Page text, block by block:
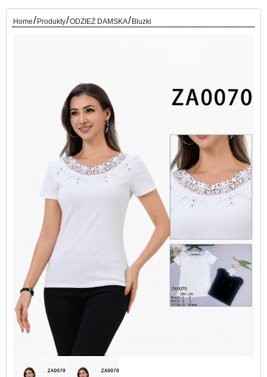
Home/ Produkty/ODZIEŻ DAMSKA/ Bluzki